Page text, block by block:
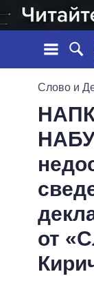
ЛЕНТА
СТАТЬИ
МНЕНИЯ
ВСЕ
ГЛАВЫ
Слово и
от